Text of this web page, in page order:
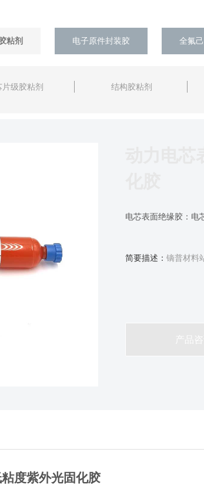
粘剂 电子原件封装胶 全氟
片级胶粘剂 结构胶粘剂
电芯表面绝缘胶： 电
简要描述： 镝普材料
产品咨
度紫外光固化胶